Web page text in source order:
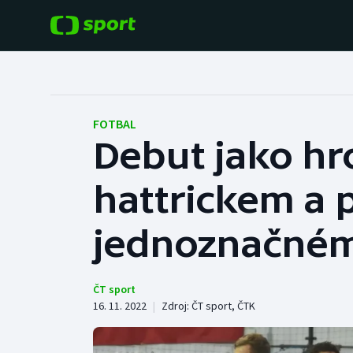
Hokej
Tenis
Atletika
Cyklistika
Baseball a softbal
Basketbal
Biatlon
FOTBAL
Debut jako
hattrickem a
ČT sport
16. 11. 2022 | Zdroj: ČT sport, ČTK